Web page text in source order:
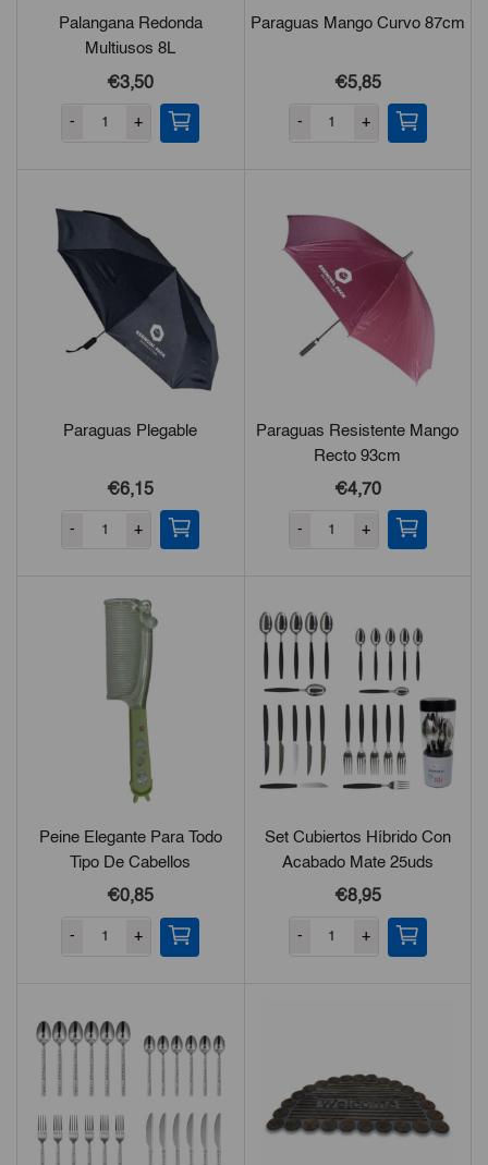
Palangana Redonda
Multiusos 8L
€3,50
- +
Paraguas Mango Curvo 87cm
€5,85
- +
Paraguas Plegable
€6,15
- +
Paraguas Resistente Mango
Recto 93cm
€4,70
- +
Peine Elegante Para Todo
Tipo De Cabellos
€0,85
- +
Set Cubiertos Híbrido Con
Acabado Mate 25uds
€8,95
- +